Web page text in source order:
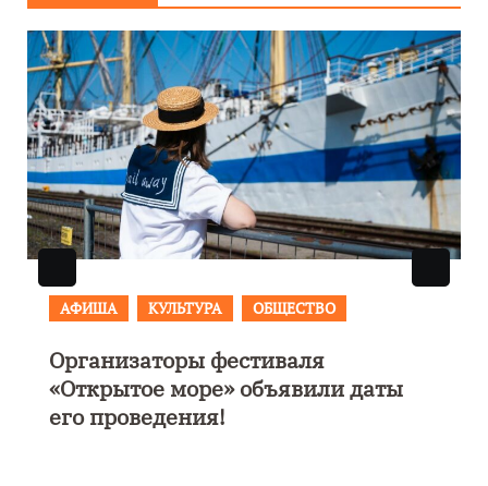
АФИША
В Калининграде пройдет
фестиваль искусств «Зимние
каникулы на Балтике»